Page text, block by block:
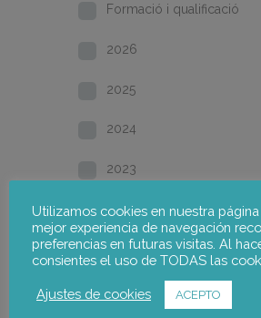
Formació i qualificació
2026
2025
2024
2023
2022
2021
2020
Utilizamos cookies en nuestra
mejor experiencia de navegación
preferencias en futuras visitas. Al
consientes el uso de TODAS las
Ajustes de cookies ACEPTO